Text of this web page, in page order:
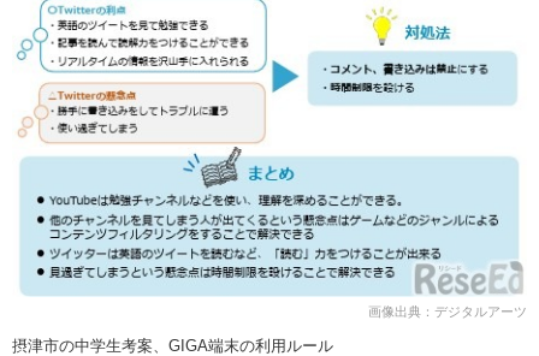
画像出典：デジタルアーツ
摂津市の中学生考案、GIGA端末の利用ルール